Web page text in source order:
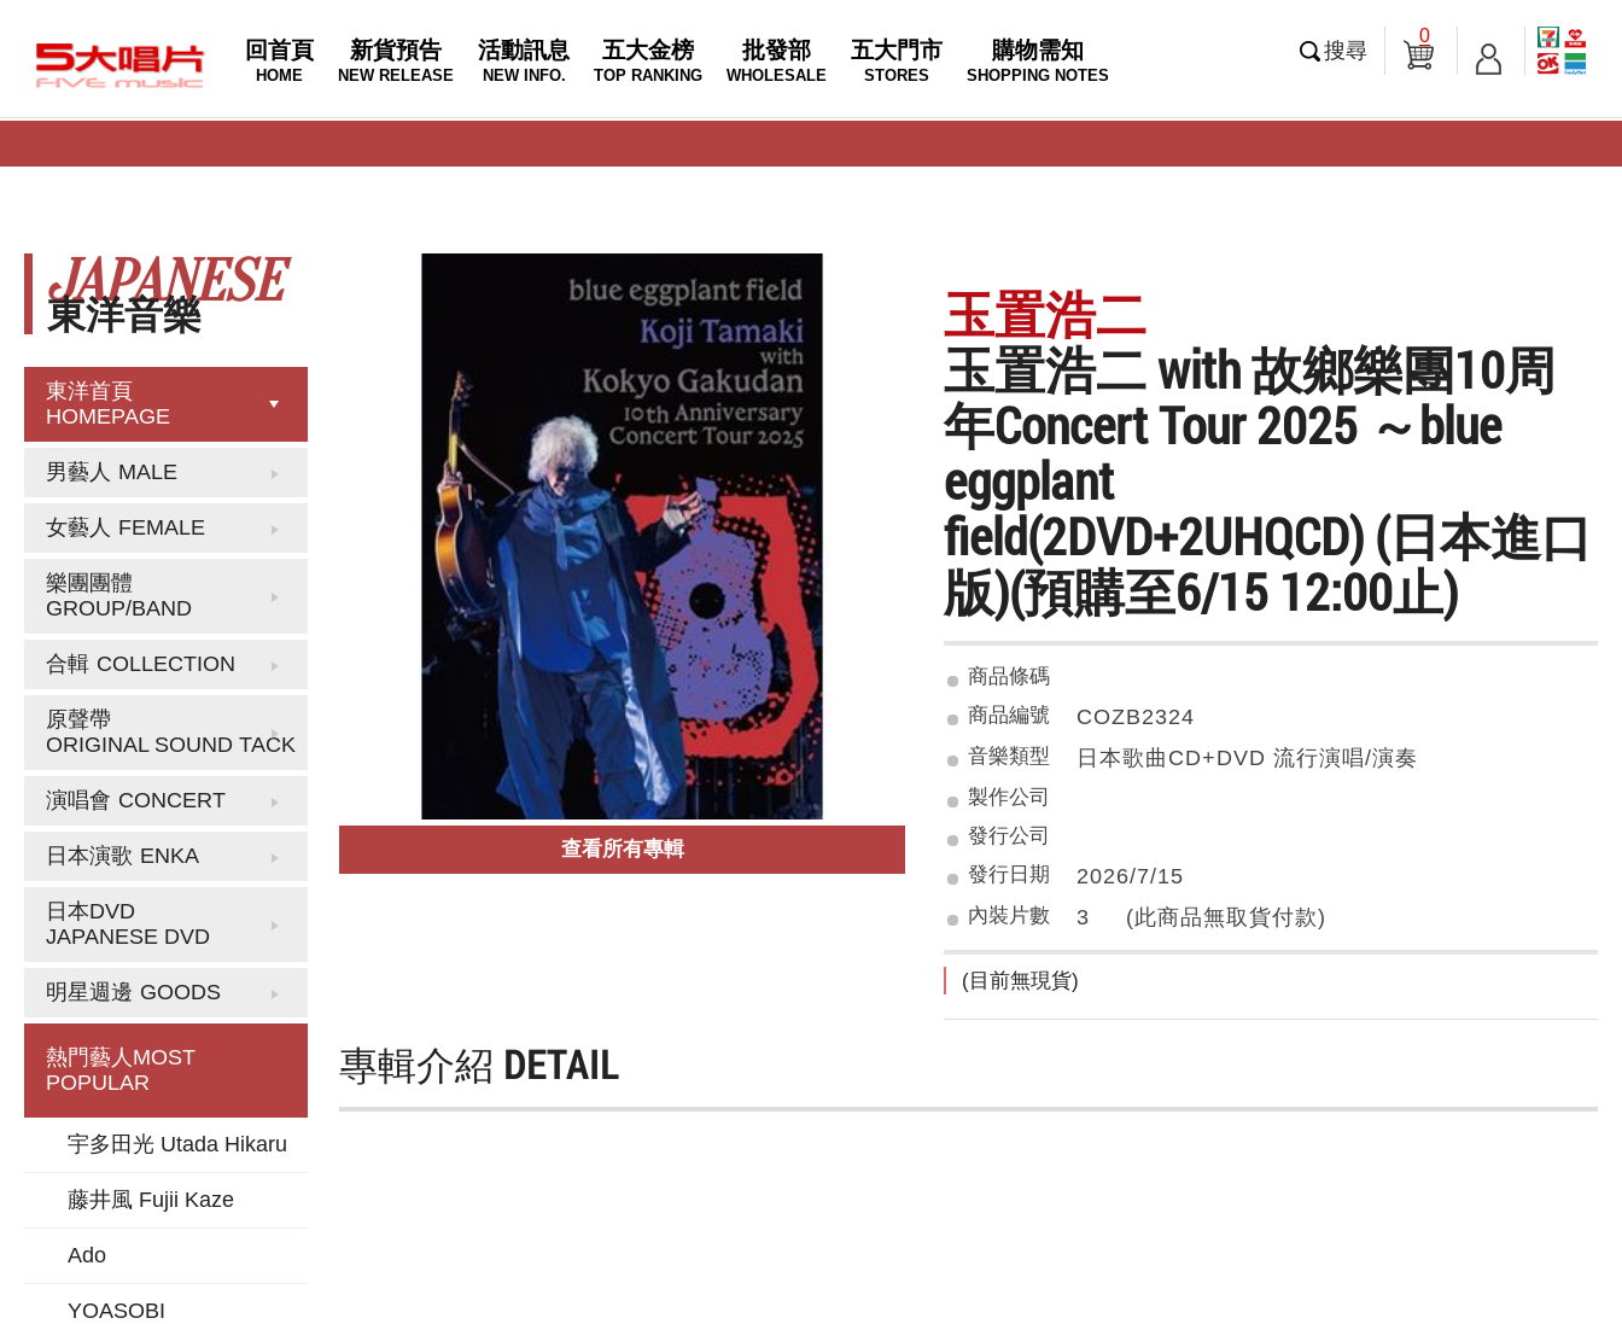
回首頁
HOME
新貨預告
NEW RELEASE
活動訊息
NEW INFO.
五大金榜
TOP RANKING
批發部
WHOLESALE
五大門市
STORES
購物需知
SHOPPING NOTES
搜尋
0
東洋音樂
JAPANESE
東洋首頁
HOMEPAGE
男藝人 MALE
女藝人 FEMALE
樂團團體
GROUP/BAND
合輯 COLLECTION
原聲帶
ORIGINAL SOUND TACK
演唱會 CONCERT
日本演歌 ENKA
日本DVD
JAPANESE DVD
明星週邊 GOODS
熱門藝人 MOST
POPULAR
宇多田光 Utada Hikaru
藤井風 Fujii Kaze
Ado
YOASOBI
查看所有專輯
玉置浩二
玉置浩二 with 故鄉樂團10周
年Concert Tour 2025 ～blue
eggplant
field(2DVD+2UHQCD) (日本進口
版)(預購至6/15 12:00止)
商品條碼
商品編號
COZB2324
音樂類型 日本歌曲CD+DVD 流行演唱/演奏
製作公司
發行公司
發行日期
2026/7/15
內裝片數 3 (此商品無取貨付款)
(目前無現貨)
專輯介紹 DETAIL